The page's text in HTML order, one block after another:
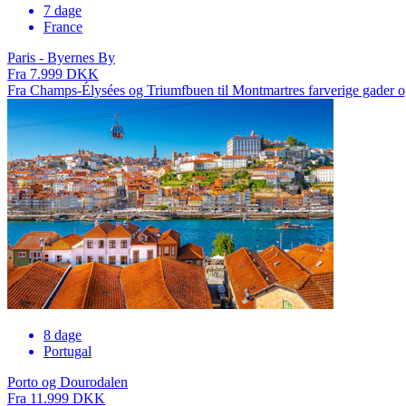
7 dage
France
Paris - Byernes By
Fra 7.999 DKK
Fra Champs-Élysées og Triumfbuen til Montmartres farverige gader
8 dage
Portugal
Porto og Dourodalen
Fra 11.999 DKK